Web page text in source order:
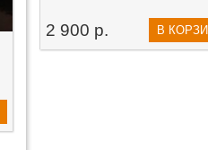
2 900 р. В